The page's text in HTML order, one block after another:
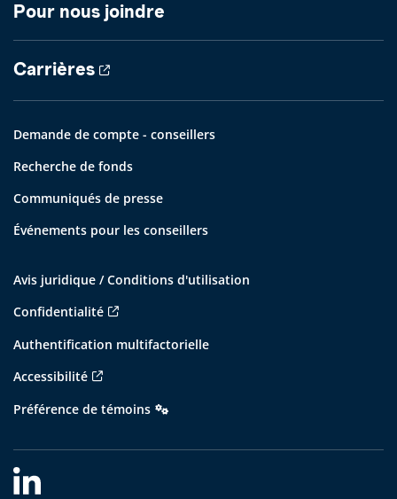
Pour nous joindre
Carrières
Demande de compte - conseillers
Recherche de fonds
Communiqués de presse
Événements pour les conseillers
Avis juridique / Conditions d'utilisation
Confidentialité
Authentification multifactorielle
Accessibilité
Préférence de témoins